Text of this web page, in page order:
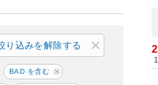
2
1
り込みを解除する
BAD を含む